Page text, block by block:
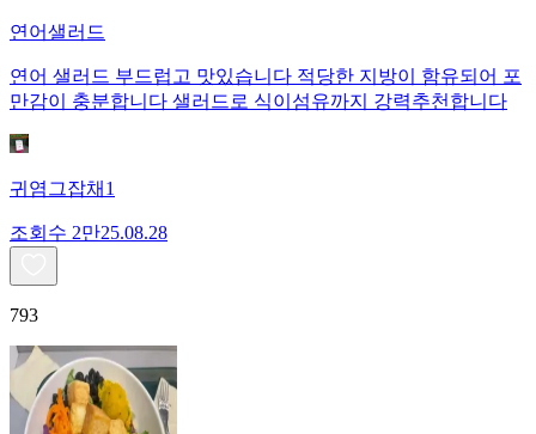
연어샐러드
연어 샐러드 부드럽고 맛있습니다 적당한 지방이 함유되어 포
만감이 충분합니다 샐러드로 식이섬유까지 강력추천합니다
귀염그잡채1
조회수 2만25.08.28
793